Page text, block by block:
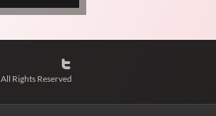
All Rights Reserved